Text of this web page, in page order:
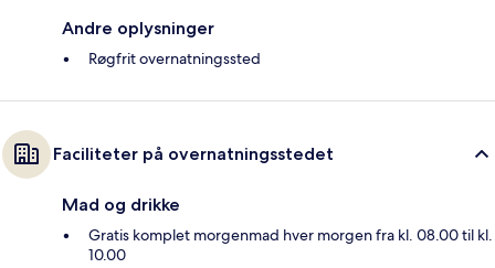
Andre oplysninger
Røgfrit overnatningssted
Faciliteter på overnatningsstedet
Mad og drikke
Gratis komplet morgenmad hver morgen fra kl. 08.00 til kl.
10.00